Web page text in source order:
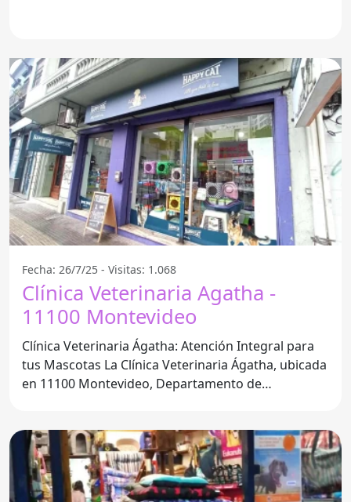
Fecha: 26/7/25 - Visitas: 1.068
Clínica Veterinaria Agatha -
11100 Montevideo
Clínica Veterinaria Ágatha: Atención Integral para
tus Mascotas La Clínica Veterinaria Ágatha, ubicada
en 11100 Montevideo, Departamento de